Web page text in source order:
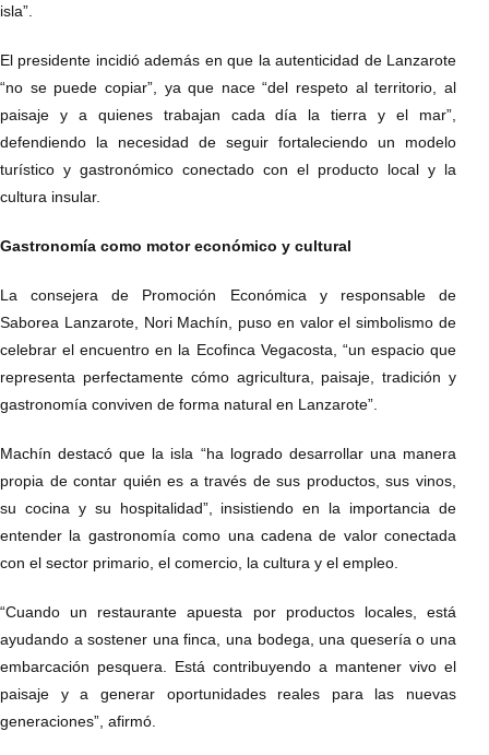
isla”.
El presidente incidió además en que la autenticidad de Lanzarote
“no se puede copiar”, ya que nace “del respeto al territorio, al
paisaje y a quienes trabajan cada día la tierra y el mar”,
defendiendo la necesidad de seguir fortaleciendo un modelo
turístico y gastronómico conectado con el producto local y la
cultura insular.
Gastronomía como motor económico y cultural
La consejera de Promoción Económica y responsable de
Saborea Lanzarote, Nori Machín, puso en valor el simbolismo de
celebrar el encuentro en la Ecofinca Vegacosta, “un espacio que
representa perfectamente cómo agricultura, paisaje, tradición y
gastronomía conviven de forma natural en Lanzarote”.
Machín destacó que la isla “ha logrado desarrollar una manera
propia de contar quién es a través de sus productos, sus vinos,
su cocina y su hospitalidad”, insistiendo en la importancia de
entender la gastronomía como una cadena de valor conectada
con el sector primario, el comercio, la cultura y el empleo.
“Cuando un restaurante apuesta por productos locales, está
ayudando a sostener una finca, una bodega, una quesería o una
embarcación pesquera. Está contribuyendo a mantener vivo el
paisaje y a generar oportunidades reales para las nuevas
generaciones”, afirmó.